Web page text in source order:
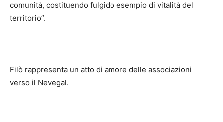
comunità, costituendo fulgido esempio di vitalità del
territorio”.
Filò rappresenta un atto di amore delle associazioni
verso il Nevegal.